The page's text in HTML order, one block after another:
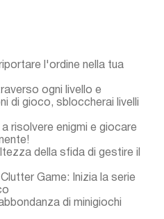
l'ordine nella tua
ogni livello e
di gioco, sbloccherai livelli
risolvere enigmi e giocare
della sfida di gestire il
Game: Inizia la serie
di minigiochi